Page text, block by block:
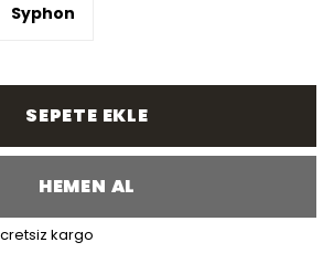
Syphon
SEPETE EKLE
HEMEN AL
kargo